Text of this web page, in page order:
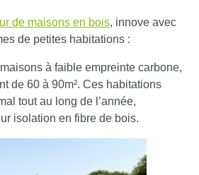
de maisons en bois, innove avec
de petites habitations :
à faible empreinte carbone,
de 60 à 90m². Ces habitations
tout au long de l’année,
isolation en fibre de bois.